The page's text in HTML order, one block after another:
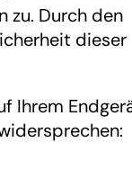
zu. Durch den
dieser
Ihrem